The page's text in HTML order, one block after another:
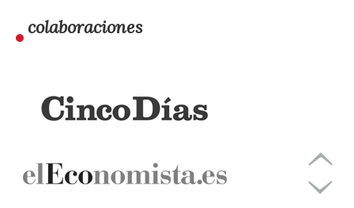
colaboraciones